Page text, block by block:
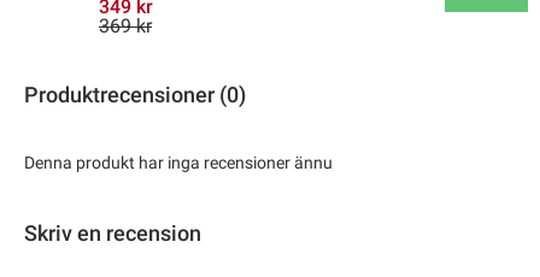
349 kr
369 kr
Produktrecensioner (0)
Denna produkt har inga recensioner ännu
Skriv en recension